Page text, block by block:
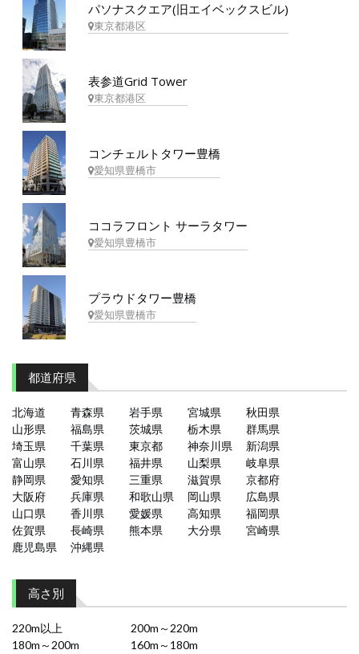
パソナスクエア(旧エイベックスビル)
東京都港区
表参道Grid Tower
東京都港区
コンチェルトタワー豊橋
愛知県豊橋市
ココラフロント サーラタワー
愛知県豊橋市
プラウドタワー豊橋
愛知県豊橋市
都道府県
北海道 青森県 岩手県 宮城県
秋田県
山形県
福島県 茨城県 栃木県
群馬県
埼玉県
千葉県 東京都 神奈川県
新潟県
富山県
石川県 福井県 山梨県
岐阜県
静岡県
愛知県 三重県 滋賀県
京都府
大阪府
兵庫県 和歌山県 岡山県
広島県
山口県
香川県 愛媛県 高知県
福岡県
佐賀県
長崎県 熊本県 大分県
宮崎県
鹿児島県
沖縄県
高さ別
220m以上
200m～220m
180m～200m
160m～180m